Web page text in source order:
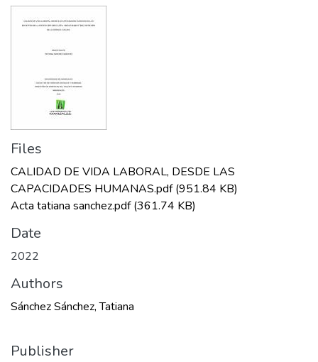
Files
CALIDAD DE VIDA LABORAL, DESDE LAS
CAPACIDADES HUMANAS.pdf(951.84 KB)
Acta tatiana sanchez.pdf(361.74 KB)
Date
2022
Authors
Sánchez Sánchez, Tatiana
Publisher